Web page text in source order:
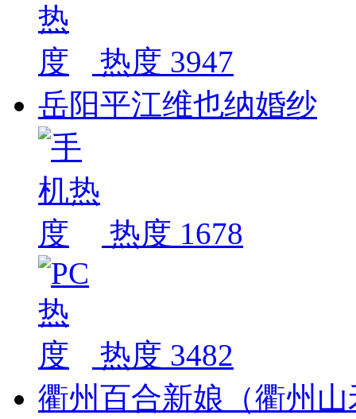
热度 3947
岳阳平江维也纳婚纱
热度 1678
热度 3482
衢州百合新娘（衢州